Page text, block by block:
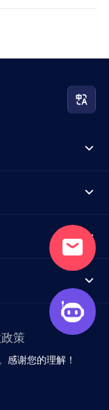
策
感谢您的理解！